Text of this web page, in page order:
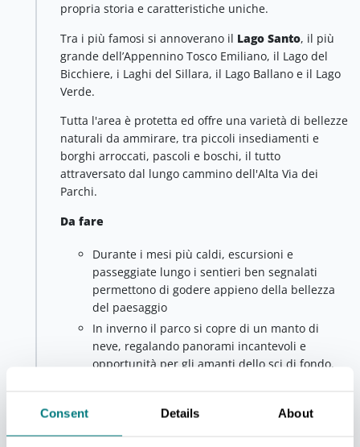
Consent Details About
propria storia e caratteristiche uniche.
Tra i più famosi si annoverano il Lago Santo, il più
grande dell’Appennino Tosco Emiliano, il Lago del
Bicchiere, i Laghi del Sillara, il Lago Ballano e il Lago
Verde.
Tutta l'area è protetta ed offre una varietà di bellezze
naturali da ammirare, tra piccoli insediamenti e
borghi arroccati, pascoli e boschi, il tutto
attraversato dal lungo cammino dell'Alta Via dei
Parchi.
Da fare
Durante i mesi più caldi, escursioni e
passeggiate lungo i sentieri ben segnalati
permettono di godere appieno della bellezza
del paesaggio
In inverno il parco si copre di un manto di
neve, regalando panorami incantevoli e
opportunità per gli amanti dello sci di fondo.
di immergersi nella cultura dell'Appennino. Tra i
rifugi dell'area, si segnala il